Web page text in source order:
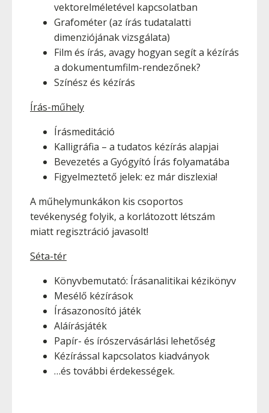
vektorelméletével kapcsolatban
Grafométer (az írás tudatalatti
dimenziójának vizsgálata)
Film és írás, avagy hogyan segít a kézírás
a dokumentumfilm-rendezőnek?
Színész és kézírás
Írás-műhely
Írásmeditáció
Kalligráfia – a tudatos kézírás alapjai
Bevezetés a Gyógyító Írás folyamatába
Figyelmeztető jelek: ez már diszlexia!
A műhelymunkákon kis csoportos
tevékenység folyik, a korlátozott létszám
miatt regisztráció javasolt!
Séta-tér
Könyvbemutató: Írásanalitikai kézikönyv
Mesélő kézírások
Írásazonosító játék
Aláírásjáték
Papír- és írószervásárlási lehetőség
Kézírással kapcsolatos kiadványok
…és további érdekességek.